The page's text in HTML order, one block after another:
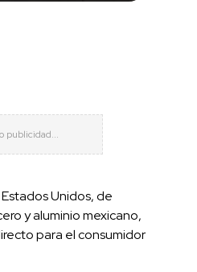
Unidos, de
y aluminio mexicano,
para el consumidor